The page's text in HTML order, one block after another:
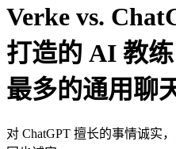
Verke vs.
打造的 AI 教
最多的通用聊
对 ChatGPT 擅长的事情诚实